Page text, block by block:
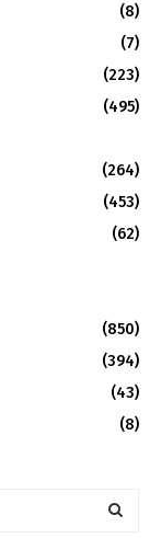
(8)
(7)
(223)
(495)
(264)
(453)
(62)
(850)
(394)
(43)
(8)